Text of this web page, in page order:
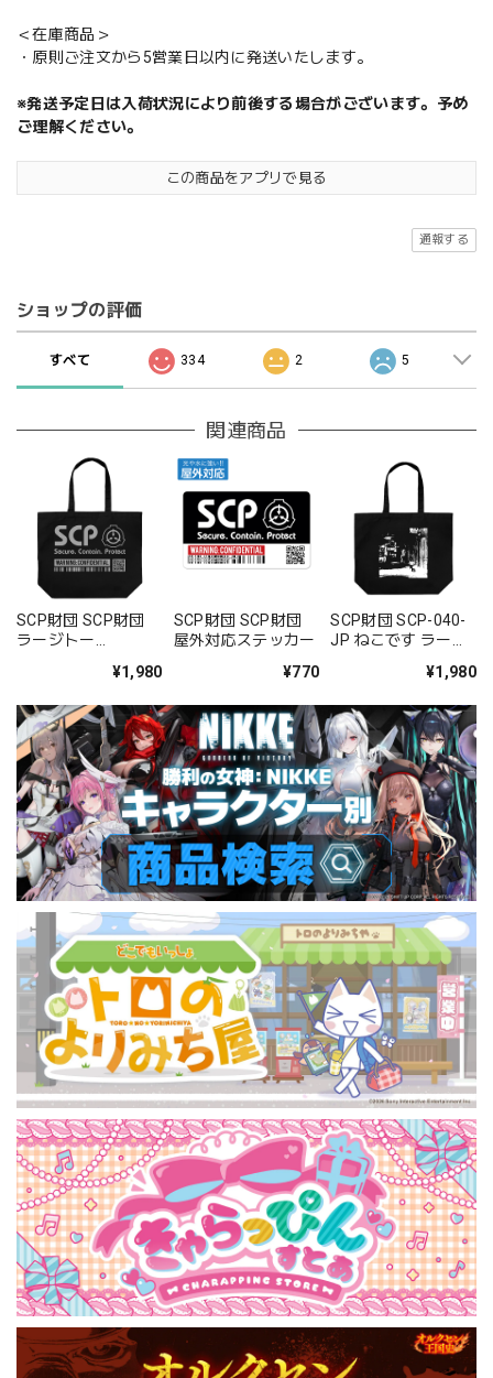
＜在庫商品＞
・原則ご注文から5営業日以内に発送いたします。
※発送予定日は入荷状況により前後する場合がございます。予め
ご理解ください。
この商品をアプリで見る
通報する
ショップの評価
すべて 334 2 5
関連商品
SCP財団 SCP財団
ラージトー
¥1,980
SCP財団 SCP財団
屋外対応ステッカー
¥770
SCP財団 SCP-040-
JP ねこです ラージ
¥1,980